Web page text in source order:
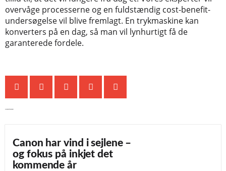
overvåge processerne og en fuldstændig cost-benefit-
undersøgelse vil blive fremlagt. En trykmaskine kan
konverters på en dag, så man vil lynhurtigt få de
garanterede fordele.
Canon har vind i sejlene –
og fokus på inkjet det
kommende år